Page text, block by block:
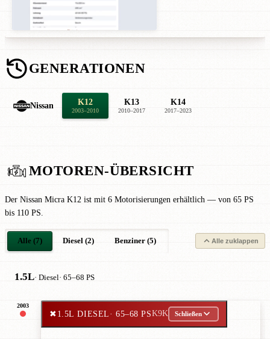
GENERATIONEN
Nissan K12
2003–2010
K13
2010–2017
K14
2017–2023
MOTOREN-ÜBERSICHT
Der Nissan Micra K12 ist mit 6 Motorisierungen erhältlich — von 65 PS
bis 110 PS.
Alle (7) Diesel (2) Benziner (5) Alle zuklappen
1.5L· Diesel· 65–68 PS
2003
✖1.5L DIESEL· 65–68 PSK9K Schließen